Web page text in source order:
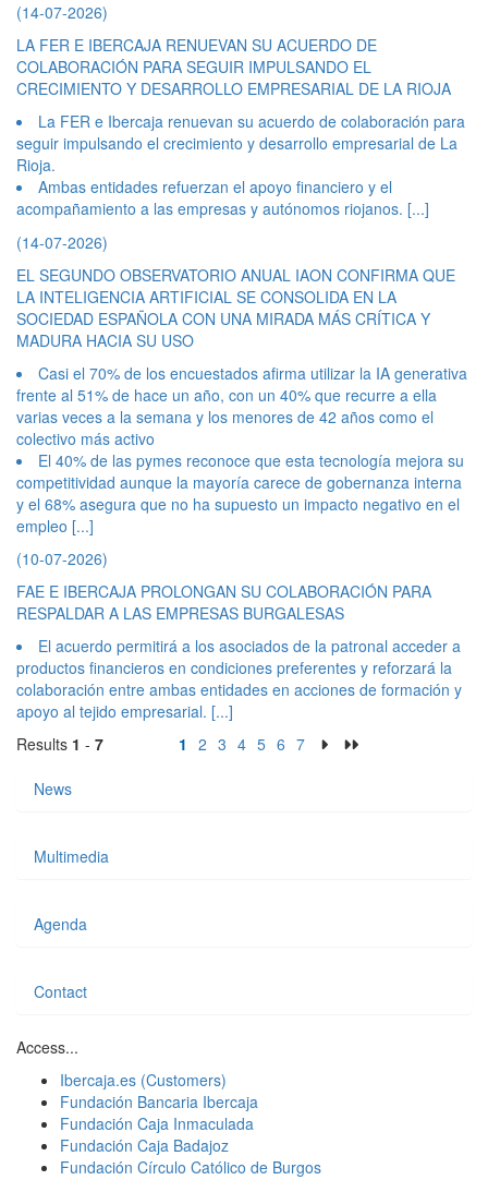
(14-07-2026)
LA FER E IBERCAJA RENUEVAN SU ACUERDO DE
COLABORACIÓN PARA SEGUIR IMPULSANDO EL
CRECIMIENTO Y DESARROLLO EMPRESARIAL DE LA RIOJA
La FER e Ibercaja renuevan su acuerdo de colaboración para
seguir impulsando el crecimiento y desarrollo empresarial de La
Rioja.
Ambas entidades refuerzan el apoyo financiero y el
acompañamiento a las empresas y autónomos riojanos. [...]
(14-07-2026)
EL SEGUNDO OBSERVATORIO ANUAL IAON CONFIRMA QUE
LA INTELIGENCIA ARTIFICIAL SE CONSOLIDA EN LA
SOCIEDAD ESPAÑOLA CON UNA MIRADA MÁS CRÍTICA Y
MADURA HACIA SU USO
Casi el 70% de los encuestados afirma utilizar la IA generativa
frente al 51% de hace un año, con un 40% que recurre a ella
varias veces a la semana y los menores de 42 años como el
colectivo más activo
El 40% de las pymes reconoce que esta tecnología mejora su
competitividad aunque la mayoría carece de gobernanza interna
y el 68% asegura que no ha supuesto un impacto negativo en el
empleo [...]
(10-07-2026)
FAE E IBERCAJA PROLONGAN SU COLABORACIÓN PARA
RESPALDAR A LAS EMPRESAS BURGALESAS
El acuerdo permitirá a los asociados de la patronal acceder a
productos financieros en condiciones preferentes y reforzará la
colaboración entre ambas entidades en acciones de formación y
apoyo al tejido empresarial. [...]
Results 1 - 7 1 2 3 4 5 6 7
News
Multimedia
Agenda
Contact
Access...
Ibercaja.es (Customers)
Fundación Bancaria Ibercaja
Fundación Caja Inmaculada
Fundación Caja Badajoz
Fundación Círculo Católico de Burgos